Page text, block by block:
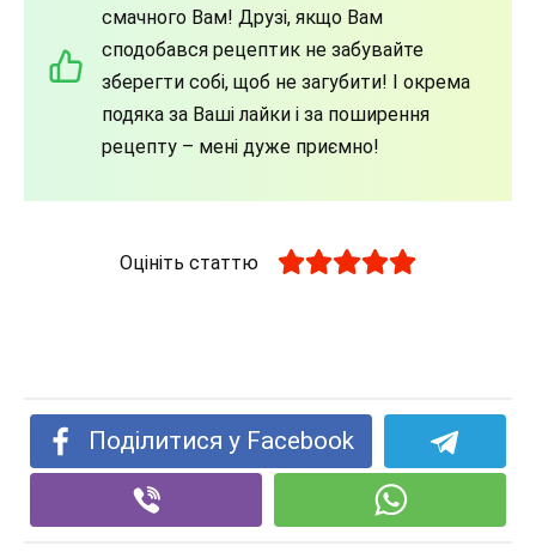
смачного Вам! Друзі, якщо Вам
сподобався рецептик не забувайте
зберегти собі, щоб не загубити! І окрема
подяка за Ваші лайки і за поширення
рецепту – мені дуже приємно!
Оцініть статтю
Поділитися у Facebook